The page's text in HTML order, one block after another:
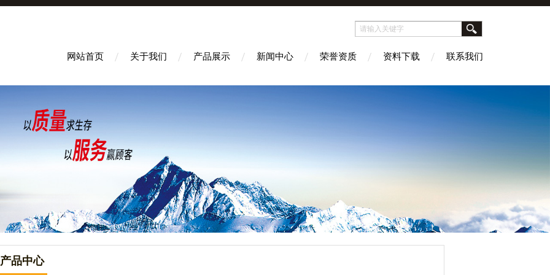
网站首页 关于我们 产品展示 新闻中心 荣誉资质 资料下载 联系我们
产品中心